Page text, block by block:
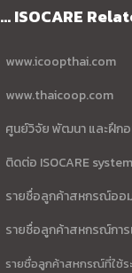
... ISOCARE
www.icoopthai.com
www.thaicoop.com
ศูนย์วิจัย พัฒนา และฝึกอ
ติดต่อ ISOCARE
รายชื่อลูกค้าสหกรณ์ออ
รายชื่อลูกค้าสหกรณ์การ
รายชื่อลูกค้าสหกรณ์ที่ใช้ร